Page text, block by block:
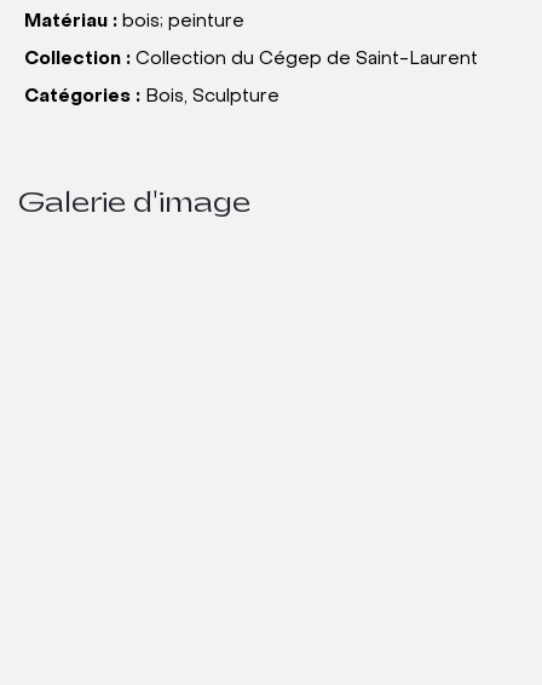
Matériau : bois; peinture
Collection : Collection du Cégep de Saint-Laurent
Catégories : Bois, Sculpture
Galerie d'image